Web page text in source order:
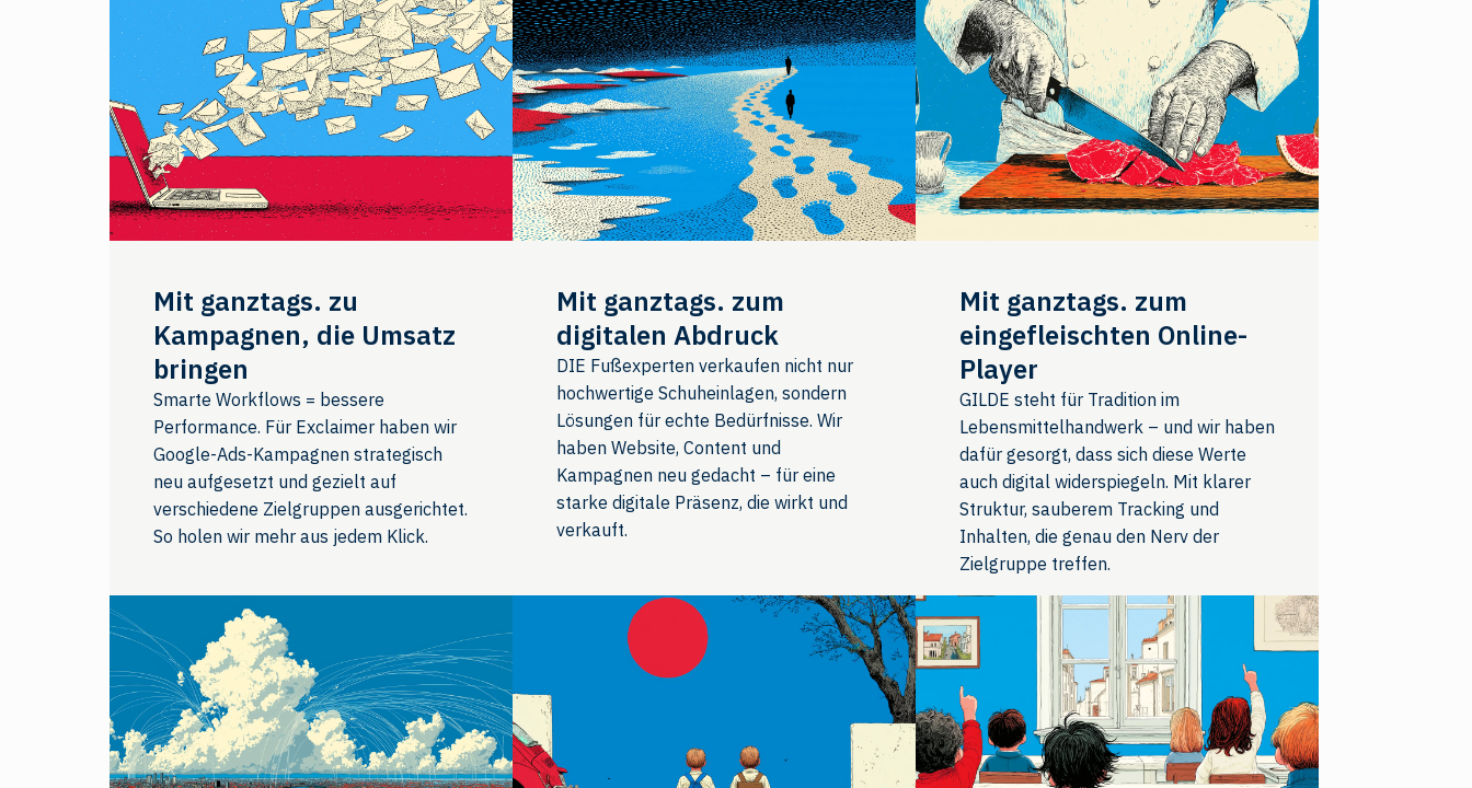
Mit ganztags. zu
Kampagnen, die Umsatz
bringen
Smarte Workflows = bessere
Performance. Für Exclaimer haben wir
Google-Ads-Kampagnen strategisch
neu aufgesetzt und gezielt auf
verschiedene Zielgruppen ausgerichtet.
So holen wir mehr aus jedem Klick.
Mit ganztags. zum
digitalen Abdruck
DIE Fußexperten verkaufen nicht nur
hochwertige Schuheinlagen, sondern
Lösungen für echte Bedürfnisse. Wir
haben Website, Content und
Kampagnen neu gedacht – für eine
starke digitale Präsenz, die wirkt und
verkauft.
Mit ganztags. zum
eingefleischten Online-
Player
GILDE steht für Tradition im
Lebensmittelhandwerk – und wir haben
dafür gesorgt, dass sich diese Werte
auch digital widerspiegeln. Mit klarer
Struktur, sauberem Tracking und
Inhalten, die genau den Nerv der
Zielgruppe treffen.